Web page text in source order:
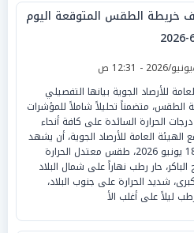
خريطة الطقس المتوقعة اليوم
للأرصاد الجوية بيانها التفصيلي
الطقس، متضمناً تحليلاً شاملاً للمؤشرات
درجات الحرارة السائدة على كافة أنحاء
الهيئة العامة للأرصاد الجوية، أن يشهد
اليوم الخميس 18 يونيو 2026، طقس معتدل الحرارة
حار رطب نهاراً على شمال البلاد
شديد الحرارة على جنوب البلاد،
ليلاً على أغلب الأ